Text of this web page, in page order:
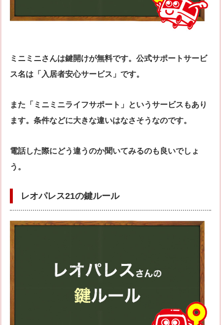
ミニミニさんは鍵開けが無料です。公式サポートサービ
ス名は「入居者安心サービス」です。
また「ミニミニライフサポート」というサービスもあり
ます。条件などに大きな違いはなさそうなのです。
電話した際にどう違うのか聞いてみるのも良いでしょ
う。
レオパレス21の鍵ルール